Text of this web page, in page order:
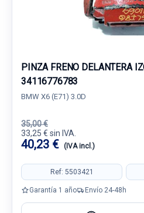
PINZA FRENO DELANTERA
34116776783
BMW X6 (E71) 3.0D
35,00 €
33,25 € sin IVA.
40,23 € (IVA incl.)
Ref: 5503421
Garantía 1 año Envío 24-48h